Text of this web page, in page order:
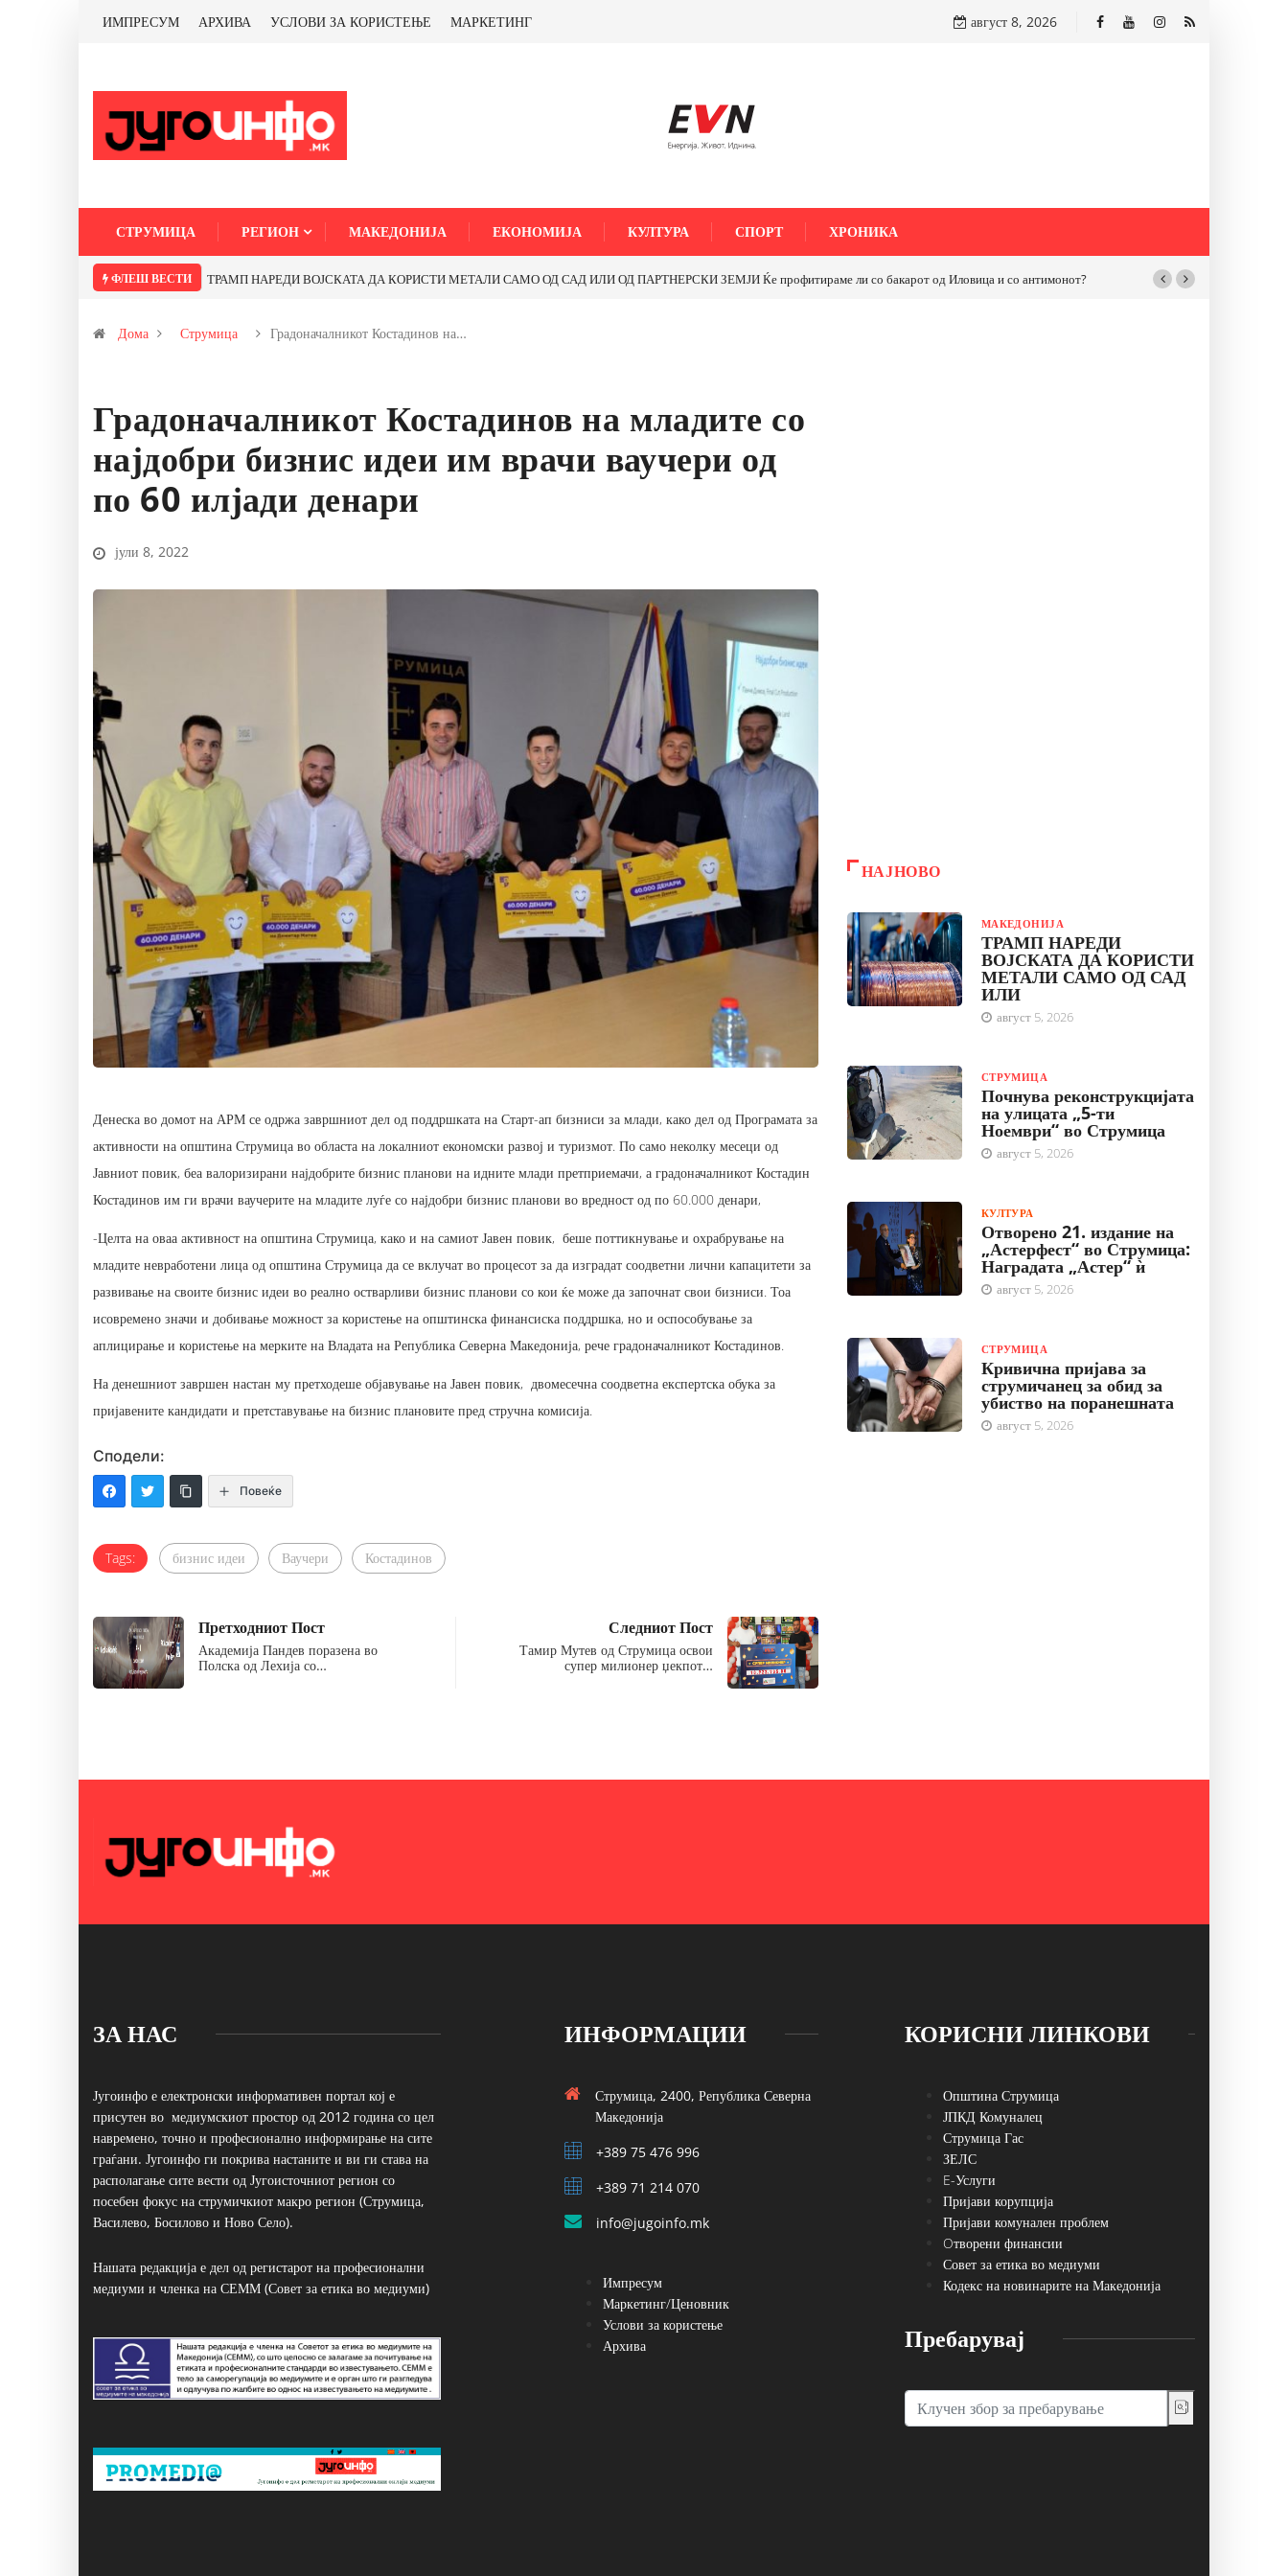
ИМПРЕСУМ АРХИВА УСЛОВИ ЗА КОРИСТЕЊЕ МАРКЕТИНГ август 8, 2026
СТРУМИЦА РЕГИОН МАКЕДОНИЈА ЕКОНОМИЈА КУЛТУРА СПОРТ ХРОНИКА
ФЛЕШ ВЕСТИ ТРАМП НАРЕДИ ВОЈСКАТА ДА КОРИСТИ МЕТАЛИ САМО ОД САД ИЛИ ОД ПАРТНЕРСКИ ЗЕМЈИ Ќе профитираме ли со бакарот од Иловица и со антимонот? Почнува реконструкцијата на
Дома Струмица Градоначалникот Костадинов на…
Градоначалникот Костадинов на младите со
најдобри бизнис идеи им врачи ваучери од
по 60 илјади денари
јули 8, 2022
Денеска во домот на АРМ се одржа завршниот дел од поддршката на Старт-ап бизниси за млади, како дел од Програмата за
активности на општина Струмица во областа на локалниот економски развој и туризмот. По само неколку месеци од
Јавниот повик, беа валоризирани најдобрите бизнис планови на идните млади претприемачи, а градоначалникот Костадин
Костадинов им ги врачи ваучерите на младите луѓе со најдобри бизнис планови во вредност од по 60.000 денари,
-Целта на оваа активност на општина Струмица, како и на самиот Јавен повик, беше поттикнување и охрабрување на
младите невработени лица од општина Струмица да се вклучат во процесот за да изградат соодветни лични капацитети за
развивање на своите бизнис идеи во реално остварливи бизнис планови со кои ќе може да започнат свои бизниси. Тоа
исовремено значи и добивање можност за користење на општинска финансиска поддршка, но и оспособување за
аплицирање и користење на мерките на Владата на Република Северна Македонија, рече градоначалникот Костадинов.
На денешниот завршен настан му претходеше објавување на Јавен повик, двомесечна соодветна експертска обука за
пријавените кандидати и претставување на бизнис плановите пред стручна комисија.
Сподели:
Повеќе
Tags: бизнис идеи Ваучери Костадинов
Претходниот Пост
Академија Пандев поразена во
Полска од Лехија со…
Следниот Пост
Тамир Мутев од Струмица освои
супер милионер џекпот…
НАЈНОВО
МАКЕДОНИЈА
ТРАМП НАРЕДИ
ВОЈСКАТА ДА КОРИСТИ
МЕТАЛИ САМО ОД САД
ИЛИ
август 5, 2026
СТРУМИЦА
Почнува реконструкцијата
на улицата „5-ти
Ноември“ во Струмица
август 5, 2026
КУЛТУРА
Отворено 21. издание на
„Астерфест“ во Струмица:
Наградата „Астер“ ѝ
август 5, 2026
СТРУМИЦА
Кривична пријава за
струмичанец за обид за
убиство на поранешната
август 5, 2026
ЗА НАС
Југоинфо е електронски информативен портал кој е
присутен во медиумскиот простор од 2012 година со цел
навремено, точно и професионално информирање на сите
граѓани. Југоинфо ги покрива настаните и ви ги става на
располагање сите вести од Југоисточниот регион со
посебен фокус на струмичкиот макро регион (Струмица,
Василево, Босилово и Ново Село).
Нашата редакција е дел од регистарот на професионални
медиуми и членка на СЕММ (Совет за етика во медиуми)
ИНФОРМАЦИИ
Струмица, 2400, Република Северна
Македонија
+389 75 476 996
+389 71 214 070
info@jugoinfo.mk
Импресум
Маркетинг/Ценовник
Услови за користење
Архива
КОРИСНИ ЛИНКОВИ
Општина Струмица
ЈПКД Комуналец
Струмица Гас
ЗЕЛС
E-Услуги
Пријави корупција
Пријави комунален проблем
Oтворени финансии
Совет за етика во медиуми
Кодекс на новинарите на Македонија
Пребарувај